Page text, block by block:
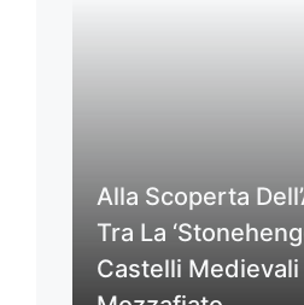
Alla Scoperta
Tra La
Castelli Medievali